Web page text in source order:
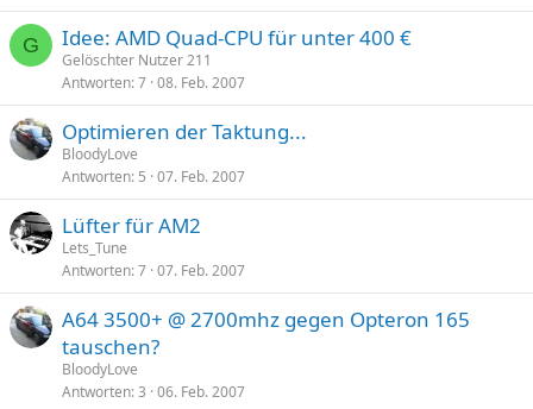
G Idee: AMD Quad-CPU für unter 400 €
Gelöschter Nutzer 211
Antworten 7 08. Feb. 2007
Optimieren der Taktung...
BloodyLove
Antworten 5 07. Feb. 2007
Lüfter für AM2
Lets_Tune
Antworten 7 07. Feb. 2007
A64 3500+ @ 2700mhz gegen Opteron 165
tauschen?
BloodyLove
Antworten 3 06. Feb. 2007